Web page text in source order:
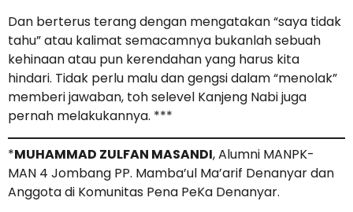
Dan berterus terang dengan mengatakan “saya tidak
tahu” atau kalimat semacamnya bukanlah sebuah
kehinaan atau pun kerendahan yang harus kita
hindari. Tidak perlu malu dan gengsi dalam “menolak”
memberi jawaban, toh selevel Kanjeng Nabi juga
pernah melakukannya. ***
*MUHAMMAD ZULFAN MASANDI, Alumni MANPK-
MAN 4 Jombang PP. Mamba’ul Ma’arif Denanyar dan
Anggota di Komunitas Pena PeKa Denanyar.